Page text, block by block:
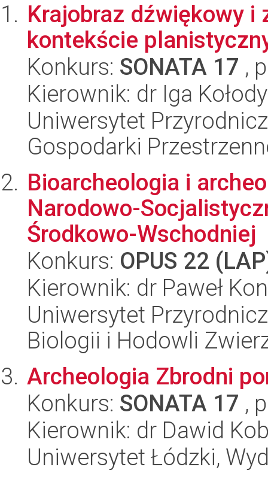
Krajobraz dźwiękowy i
kontekście
Konkurs: SONATA 17 ,
Kierownik: dr Iga
Uniwersytet
Gospodarki
Bioarcheologia i
Narodowo-
Środkowo-Wschodniej
Konkurs: OPUS 22
Kierownik: dr Paweł
Uniwersytet
Biologii i Hodowli
Archeologia Zbrodni
Konkurs: SONATA 17 ,
Kierownik: dr Dawid
Uniwersytet Łódzki,